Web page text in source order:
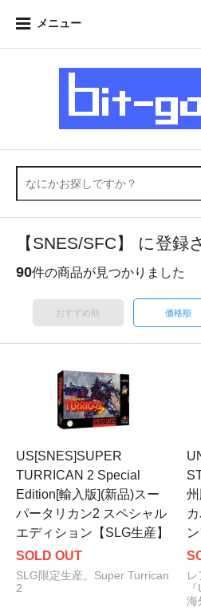
メニュー
【SNES/SFC】 に登録
90件の商品が見つかりました
おすすめ順 価格順
US[SNES]SUPER
TURRICAN 2 Special
Edition[輸入版](新品)スー
パータリカン2 スペシャル
エディション【SLG生産】
SOLD OUT
SLG限定生産。Super Turrican
2
レ
海